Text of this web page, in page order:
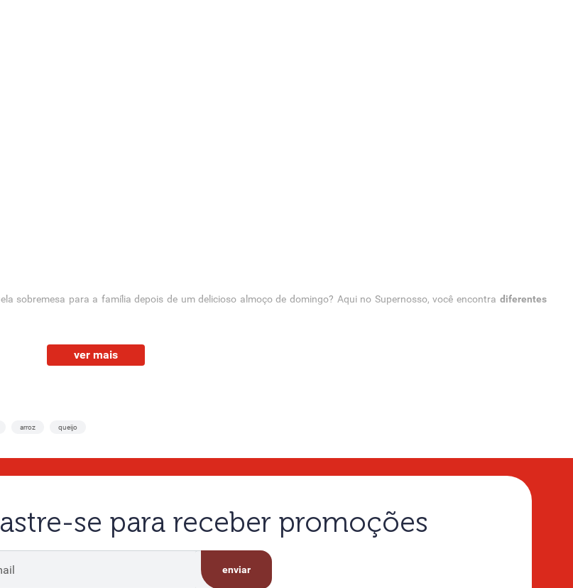
sobremesa para a família depois de um delicioso almoço de domingo? Aqui no Supernosso, você encontra diferentes
categoria de ? Temos opções para receita e para coberturas. Confira agora e não perca a chance!
ver mais
arroz queijo
se para receber promoções
enviar